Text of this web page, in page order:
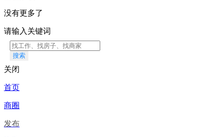
没有更多了
请输入关键词
搜索
关闭
首页
商圈
发布